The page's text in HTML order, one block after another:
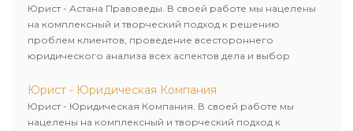
Юрист - Астана Правоведы. В своей работе мы нацелены
на комплексный и творческий подход к решению
проблем клиентов, проведение всестороннего
юридического анализа всех аспектов дела и выбор
Юрист - Юридическая Компания
Юрист - Юридическая Компания. В своей работе мы
нацелены на комплексный и творческий подход к